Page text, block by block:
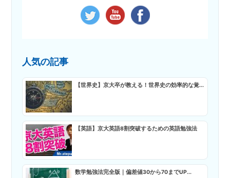
人気の記事
【世界史】京大卒が教える！世界史の効率的な覚...
【英語】京大英語8割突破するための英語勉強法
数学勉強法完全版｜偏差値30から70までUP...